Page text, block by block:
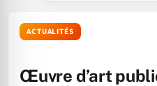
ACTUALITÉS
Œuvre d’art